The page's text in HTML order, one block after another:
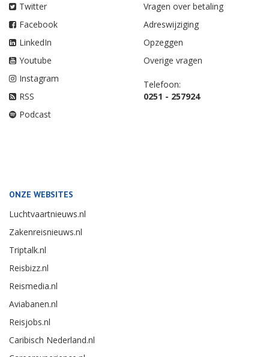
Twitter
Facebook
LinkedIn
Youtube
Instagram
RSS
Podcast
Vragen over betaling
Adreswijziging
Opzeggen
Overige vragen
Telefoon:
0251 - 257924
ONZE WEBSITES
Luchtvaartnieuws.nl
Zakenreisnieuws.nl
Triptalk.nl
Reisbizz.nl
Reismedia.nl
Aviabanen.nl
Reisjobs.nl
Caribisch Nederland.nl